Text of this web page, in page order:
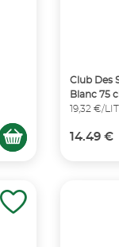
Club Des
Blanc 75 cl
19,32 €/
14.49 €